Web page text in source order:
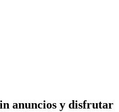
anuncios y disfrutar